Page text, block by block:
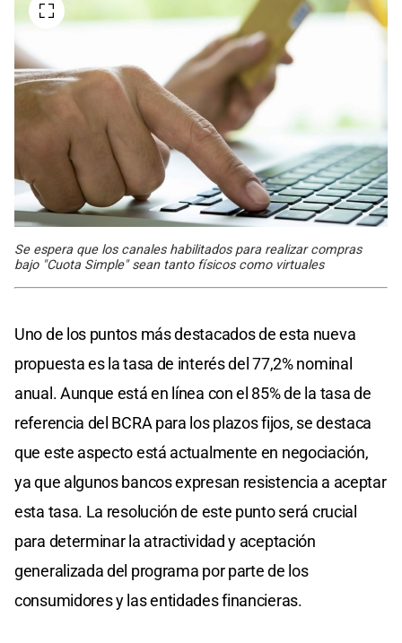
Se espera que los canales habilitados para realizar compras
bajo "Cuota Simple" sean tanto físicos como virtuales
Uno de los puntos más destacados de esta nueva
propuesta es la tasa de interés del 77,2% nominal
anual. Aunque está en línea con el 85% de la tasa de
referencia del BCRA para los plazos fijos, se destaca
que este aspecto está actualmente en negociación,
ya que algunos bancos expresan resistencia a aceptar
esta tasa. La resolución de este punto será crucial
para determinar la atractividad y aceptación
generalizada del programa por parte de los
consumidores y las entidades financieras.